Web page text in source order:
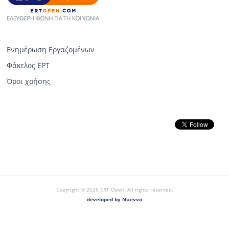
Ενημέρωση Εργαζομένων
Φάκελος ΕΡΤ
Όροι χρήσης
Copyright © 2026 ERT Open. All rights reserved.
developed by Nuevvo